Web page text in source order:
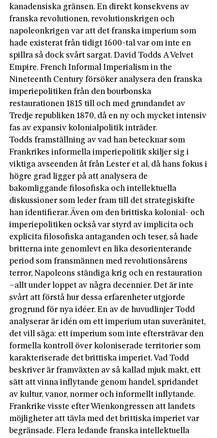
kanadensiska gränsen. En direkt konsekvens av
franska revolutionen, revolutionskrigen och
napoleonkrigen var att det franska imperium som
hade existerat från tidigt 1600-tal var om inte en
spillra så dock svårt sargat. David Todds A Velvet
Empire. French Informal Imperialism in the
Nineteenth Century försöker analysera den franska
imperiepolitiken från den bourbonska
restaurationen 1815 till och med grundandet av
Tredje republiken 1870, då en ny och mycket intensiv
fas av expansiv kolonialpolitik inträder.
Todds framställning av vad han betecknar som
Frankrikes informella imperiepolitik skiljer sig i
viktiga avseenden åt från Lester et al, då hans fokus i
högre grad ligger på att analysera de
bakomliggande filosofiska och intellektuella
diskussioner som leder fram till det strategiskifte
han identifierar. Även om den brittiska kolonial- och
imperiepolitiken också var styrd av implicita och
explicita filosofiska antaganden och teser, så hade
britterna inte genomlevt en lika desorienterande
period som fransmännen med revolutionsårens
terror, Napoleons ständiga krig och en restauration
–allt under loppet av några decennier. Det är inte
svårt att förstå hur dessa erfarenheter utgjorde
grogrund för nya idéer. En av de huvudlinjer Todd
analyserar är idén om ett imperium utan suveränitet,
det vill säga: ett imperium som inte eftersträvar den
formella kontroll över koloniserade territorier som
karakteriserade det brittiska imperiet. Vad Todd
beskriver är framväxten av så kallad mjuk makt, ett
sätt att vinna inflytande genom handel, spridandet
av kultur, vanor, normer och informellt inflytande.
Frankrike visste efter Wienkongressen att landets
möjligheter att tävla med det brittiska imperiet var
begränsade. Flera ledande franska intellektuella